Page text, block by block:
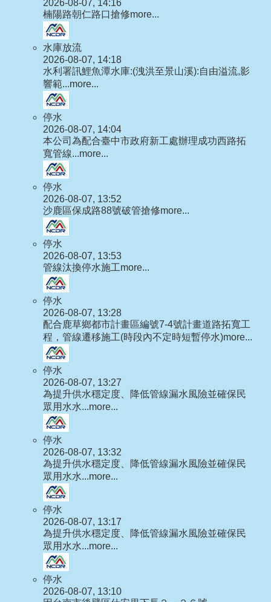
2026-08-07, 14:16
楠陽路朝仁路口搶修more...
水庫放流
2026-08-07, 14:18
水利署訊鯉魚潭水庫:(洩洪至景山溪):自由溢流,影
響範...more...
停水
2026-08-07, 14:04
本公司為配合臺中市政府新工處辦理成功西路拓
寬管線...more...
停水
2026-08-07, 13:52
沙鹿區保成路88號破管搶修more...
停水
2026-08-07, 13:53
管線汰換停水施工more...
停水
2026-08-07, 13:28
配合鹿草鄉都市計畫區編號7-4號計畫道路拓寬工
程，管線遷移施工(時段內不定時短暫停水)more...
停水
2026-08-07, 13:27
為提升供水穩定度、降低管線漏水風險並確保民
眾用水水...more...
停水
2026-08-07, 13:32
為提升供水穩定度、降低管線漏水風險並確保民
眾用水水...more...
停水
2026-08-07, 13:17
為提升供水穩定度、降低管線漏水風險並確保民
眾用水水...more...
停水
2026-08-07, 13:10